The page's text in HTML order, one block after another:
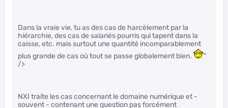
Dans la vraie vie, tu as des cas de harcèlement par la
hiérarchie, des cas de salariés pourris qui tapent dans la
caisse, etc. mais surtout une quantité incomparablement
plus grande de cas où tout se passe globalement bien.
"
/>
NXI traite les cas concernant le domaine numérique et -
souvent - contenant une question pas forcément